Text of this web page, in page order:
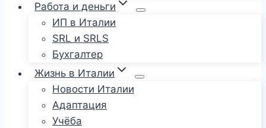
Работа и деньги
ИП в Италии
SRL и SRLS
Бухгалтер
Жизнь в Италии
Новости Италии
Адаптация
Учёба